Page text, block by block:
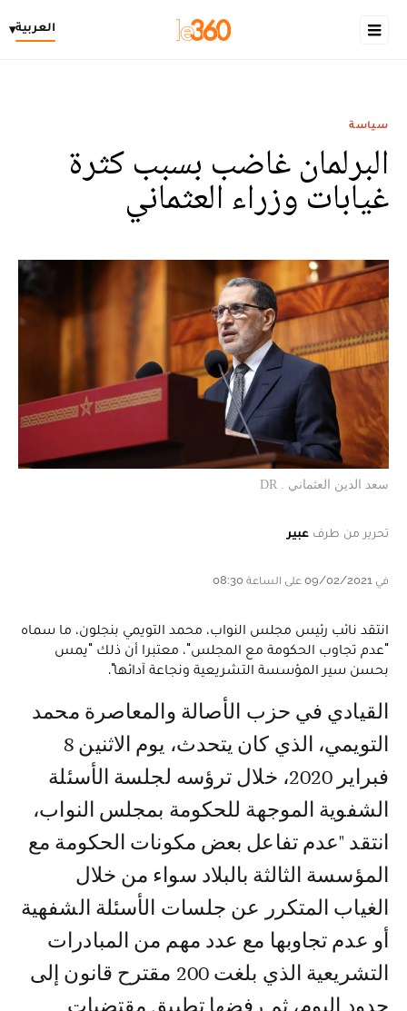
العربية▾
سياسة
البرلمان غاضب بسبب كثرة
غيابات وزراء العثماني
سعد الدين العثماني . DR
تحرير من طرف عبير
في 09/02/2021 على الساعة 08:30
انتقد نائب رئيس مجلس النواب، محمد التويمي بنجلون، ما سماه
"عدم تجاوب الحكومة مع المجلس"، معتبرا أن ذلك "يمس
بحسن سير المؤسسة التشريعية ونجاعة آدائها".
التويمي، الذي كان يتحدث، يوم الاثنين 8
فبراير 2020، خلال ترؤسه لجلسة الأسئلة
الشفوية الموجهة للحكومة بمجلس النواب،
انتقد "عدم تفاعل بعض مكونات الحكومة مع
المؤسسة الثالثة بالبلاد سواء من خلال
الغياب المتكرر عن جلسات الأسئلة الشفهية
أو عدم تجاوبها مع عدد مهم من المبادرات
التشريعية الذي بلغت 200 مقترح قانون إلى
حدود اليوم، ثم رفضها تطبيق مقتضيات